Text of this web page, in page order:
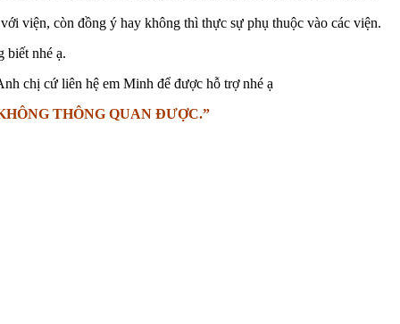
viện, còn đồng ý hay không thì thực sự phụ thuộc vào các viện.
biết nhé ạ.
chị cứ liên hệ em Minh để được hỗ trợ nhé ạ
THÔNG QUAN ĐƯỢC.”